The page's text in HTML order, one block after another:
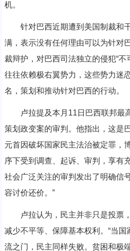
机。
针对巴西近期遭到美国制裁和
满，表示没有任何理由可以为针对
裁辩护，对巴西司法独立的侵犯“不
往往依赖极右翼势力，这些势力迷
名，策划和推动针对巴西的行动。
卢拉提及本月11日巴西联邦最
策划政变案的审判。他指出，这是
元首因破坏国家民主法治被定罪，
序下受到调查、起诉、审判，享有
社会广泛关注的审判发出了明确信
容讨价还价。”
卢拉认为，民主并非只是投票
减少不平等、保障基本权利。“当
流之门，民主同样失败。贫困和极